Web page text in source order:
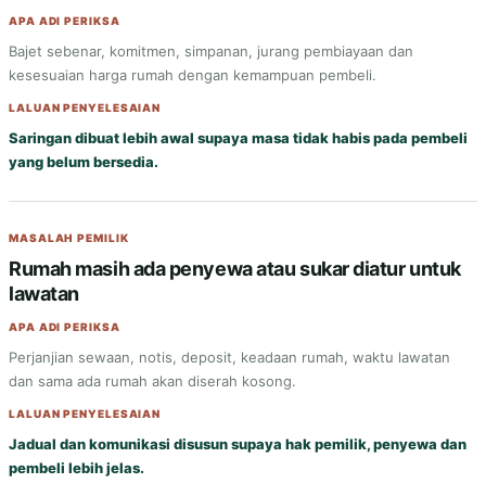
APA ADI PERIKSA
Bajet sebenar, komitmen, simpanan, jurang pembiayaan dan
kesesuaian harga rumah dengan kemampuan pembeli.
LALUAN PENYELESAIAN
Saringan dibuat lebih awal supaya masa tidak habis pada pembeli
yang belum bersedia.
MASALAH PEMILIK
Rumah masih ada penyewa atau sukar diatur untuk
lawatan
APA ADI PERIKSA
Perjanjian sewaan, notis, deposit, keadaan rumah, waktu lawatan
dan sama ada rumah akan diserah kosong.
LALUAN PENYELESAIAN
Jadual dan komunikasi disusun supaya hak pemilik, penyewa dan
pembeli lebih jelas.